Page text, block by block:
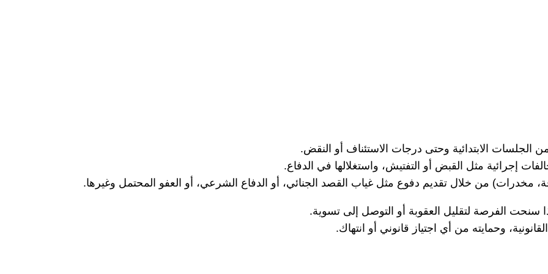
الجلسات الابتدائية وحتى درجات الاستئناف أو النقض.
إجرائية مثل القبض أو التفتيش، واستغلالها في الدفاع.
مخدرات) من خلال تقديم دفوع مثل غياب القصد الجنائي، أو الدفاع الشرعي، أو العفو المحتمل وغيرها.
سنحت الفرصة لتقليل العقوبة أو التوصل إلى تسوية.
وحمايته من أي اجتياز قانوني أو انتهاك.